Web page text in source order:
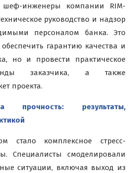
шеф-инженеры компании RIM-
руководство и надзор
персоналом банка. Это
гарантию качества и
но и провести практическое
заказчика, а также
проекта.
прочность: результаты,
стало комплексное стресс-
Специалисты смоделировали
ситуации, включая выход из